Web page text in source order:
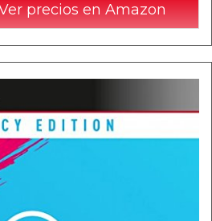
precios en Amazon